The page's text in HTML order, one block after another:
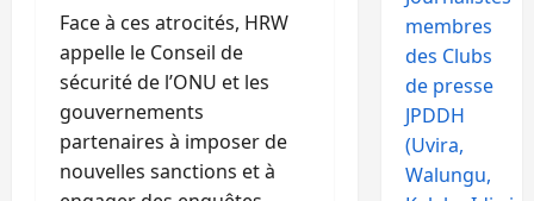
Face à ces atrocités, HRW
appelle le Conseil de
sécurité de l’ONU et les
gouvernements
partenaires à imposer de
nouvelles sanctions et à
membres
des Clubs
de presse
JPDDH
(Uvira,
Walungu,